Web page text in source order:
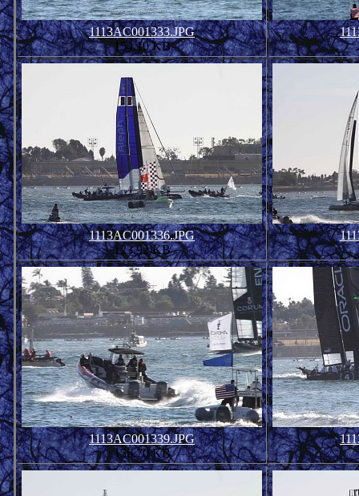
1113AC001333.JPG
154.10 KB
1113AC001336.JPG
123.92 KB
1113AC001339.JPG
156.70 KB